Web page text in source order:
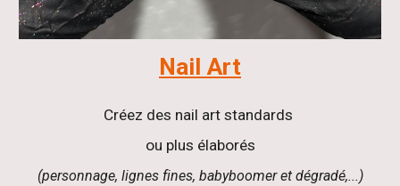
Nail Art
Créez des nail art standards
ou plus élaborés
(personnage, lignes fines, babyboomer et dégradé,...)